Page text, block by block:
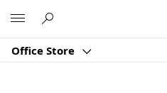
Office Store